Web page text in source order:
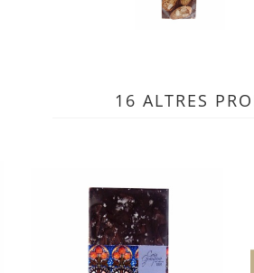
16 ALTRES